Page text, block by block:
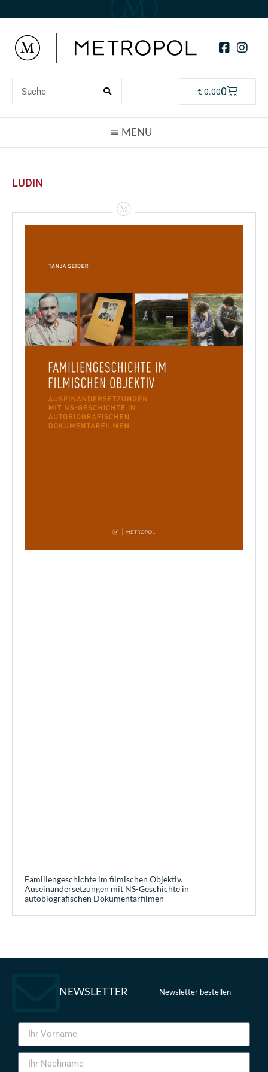
€0.000
LUDIN
Familiengeschichte im filmischen Objektiv.
Auseinandersetzungen mit NS-Geschichte in
autobiografischen Dokumentarfilmen
NEWSLETTER Newsletter bestellen